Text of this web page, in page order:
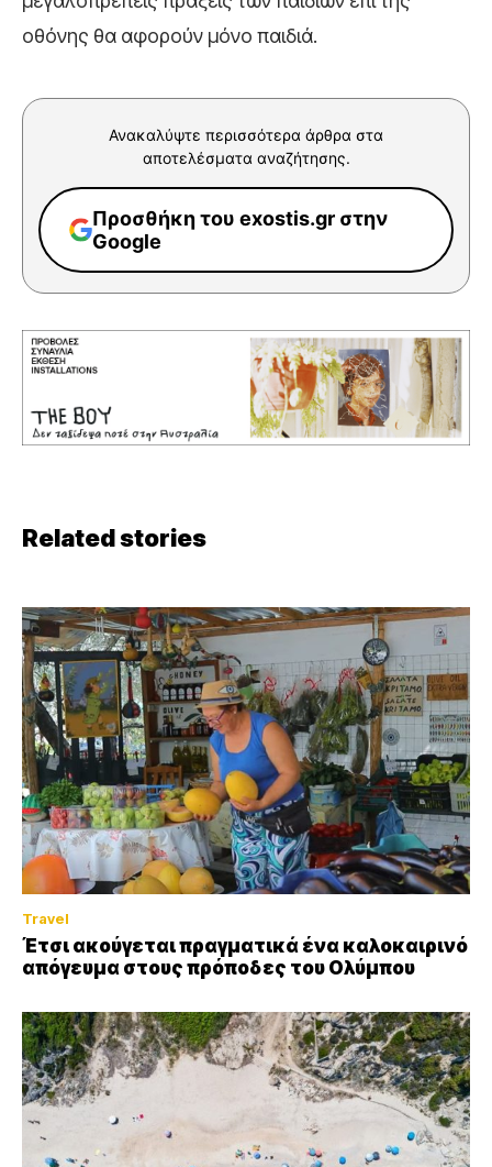
οθόνης θα αφορούν μόνο παιδιά.
Ανακαλύψτε περισσότερα άρθρα στα
αποτελέσματα αναζήτησης.
Προσθήκη του exostis.gr στην
Google
Related stories
Travel
Έτσι ακούγεται πραγματικά ένα καλοκαιρινό
απόγευμα στους πρόποδες του Ολύμπου